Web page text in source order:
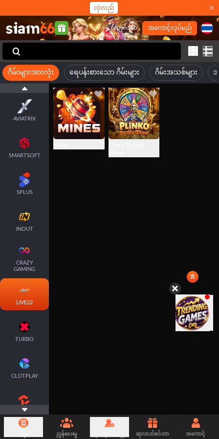
လှဲလည်
အကောင့်လုပ်မည်
လော့ဂ်အင်
ဂိမ်းများအားလုံး ရေပန်းစားသော ဂိမ်းများ ဂိမ်းအသစ်များ
HACKSAW
GAMING
SPRIBE
AVIATRIX
SMARTSOFT
SPLUS
INOUT
CRAZY
GAMING
LIVE22
TURBO
CLOTPLAY
ATG
ညွှန်းပေးမှု ဆုလာဘ်စင်တာ အကောင့်